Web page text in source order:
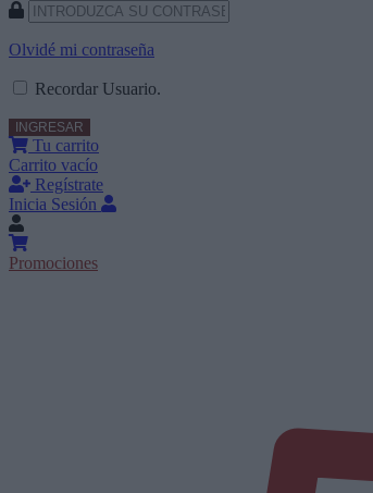
Olvidé mi contraseña
Recordar Usuario.
Tu carrito
Carrito vacío
Regístrate
Inicia Sesión
Promociones